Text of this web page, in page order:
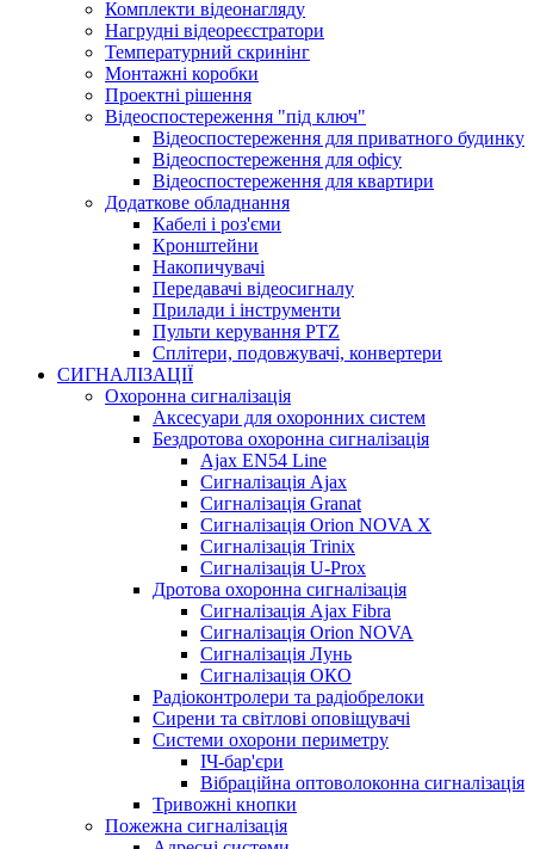
Комплекти відеонагляду
Нагрудні відеореєстратори
Температурний скринінг
Монтажні коробки
Проектні рішення
Відеоспостереження "під ключ"
Відеоспостереження для приватного будинку
Відеоспостереження для офісу
Відеоспостереження для квартири
Додаткове обладнання
Кабелі і роз'єми
Кронштейни
Накопичувачі
Передавачі відеосигналу
Прилади і інструменти
Пульти керування PTZ
Сплітери, подовжувачі, конвертери
СИГНАЛІЗАЦІЇ
Охоронна сигналізація
Аксесуари для охоронних систем
Бездротова охоронна сигналізація
Ajax EN54 Line
Сигналізація Ajax
Сигналізація Granat
Сигналізація Orion NOVA X
Сигналізація Trinix
Сигналізація U-Prox
Дротова охоронна сигналізація
Сигналізація Ajax Fibra
Сигналізація Orion NOVA
Сигналізація Лунь
Сигналізація ОКО
Радіоконтролери та радіобрелоки
Сирени та світлові оповіщувачі
Системи охорони периметру
ІЧ-бар'єри
Вібраційна оптоволоконна сигналізація
Тривожні кнопки
Пожежна сигналізація